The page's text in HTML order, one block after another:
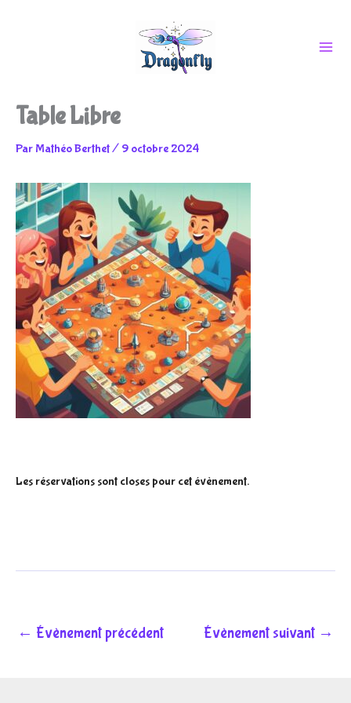
contenu
Table Libre
Par Mathéo Berthet/ 9 octobre 2024
Les réservations sont closes pour cet évènement.
← Évènement précédent Évènement suivant →